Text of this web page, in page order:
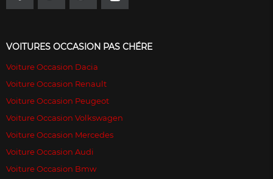
VOITURES OCCASION PAS CHÉRE
Voiture Occasion Dacia
Voiture Occasion Renault
Voiture Occasion Peugeot
Voiture Occasion Volkswagen
Voiture Occasion Mercedes
Voiture Occasion Audi
Voiture Occasion Bmw